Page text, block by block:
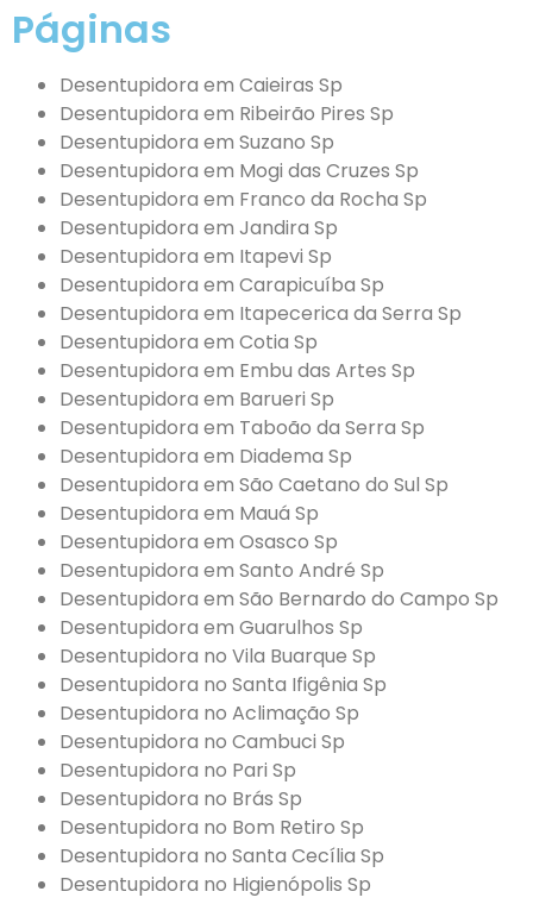
Páginas
Desentupidora em Caieiras Sp
Desentupidora em Ribeirão Pires Sp
Desentupidora em Suzano Sp
Desentupidora em Mogi das Cruzes Sp
Desentupidora em Franco da Rocha Sp
Desentupidora em Jandira Sp
Desentupidora em Itapevi Sp
Desentupidora em Carapicuíba Sp
Desentupidora em Itapecerica da Serra Sp
Desentupidora em Cotia Sp
Desentupidora em Embu das Artes Sp
Desentupidora em Barueri Sp
Desentupidora em Taboão da Serra Sp
Desentupidora em Diadema Sp
Desentupidora em São Caetano do Sul Sp
Desentupidora em Mauá Sp
Desentupidora em Osasco Sp
Desentupidora em Santo André Sp
Desentupidora em São Bernardo do Campo Sp
Desentupidora em Guarulhos Sp
Desentupidora no Vila Buarque Sp
Desentupidora no Santa Ifigênia Sp
Desentupidora no Aclimação Sp
Desentupidora no Cambuci Sp
Desentupidora no Pari Sp
Desentupidora no Brás Sp
Desentupidora no Bom Retiro Sp
Desentupidora no Santa Cecília Sp
Desentupidora no Higienópolis Sp